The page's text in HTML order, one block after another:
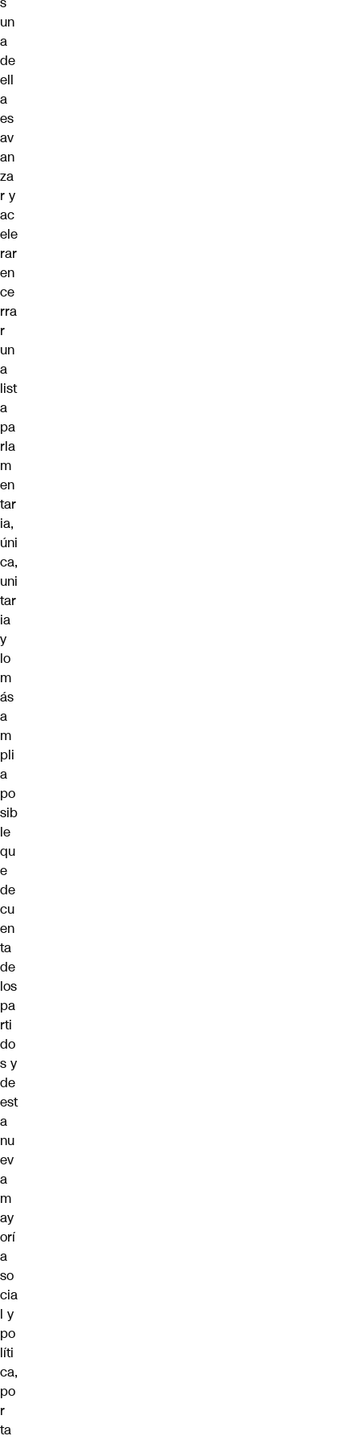
un
a
de
ell
a
es
av
an
za
r y
ac
ele
rar
en
ce
rra
r
un
a
list
a
pa
rla
m
en
tar
ia,
úni
ca,
uni
tar
ia
y
lo
m
ás
a
m
pli
a
po
sib
le
qu
e
de
cu
en
ta
de
los
pa
rti
do
s y
de
est
a
nu
ev
a
m
ay
orí
a
so
cia
l y
po
líti
ca,
po
r
ta